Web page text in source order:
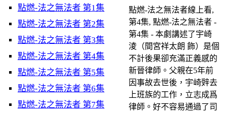
點燃-法之無法者 第1集
點燃-法之無法者 第2集
點燃-法之無法者 第3集
點燃-法之無法者 第4集
點燃-法之無法者 第5集
點燃-法之無法者 第6集
點燃-法之無法者 第7集
點燃-法之無法者線上看,
第4集, 點燃-法之無法者 -
第4集 - 本劇講述了宇崎
淩（間宮祥太朗 飾）是個
不計後果卻充滿正義感的
新晉律師。父親在5年前
因事故去世後，宇崎辤去
上班族的工作，立志成爲
律師。好不容易通過了司